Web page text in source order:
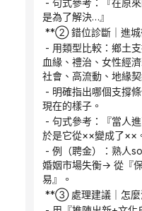
是為了解決…』
**② 錯位診斷｜進城
血緣、禮治、女性經
社會、高流動、地緣
現在的樣子。
於是它從××變成了××
婚姻市場失衡→ 從『
易』。
**③ 處理建議｜怎麼